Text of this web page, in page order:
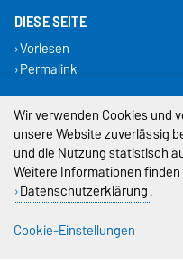
DIESE SEITE
Vorlesen
Permalink
Wir verwenden Cookies und
unsere Website zuverlässig
und die Nutzung statistisch
Weitere Informationen
Datenschutzerklärung.
Cookie-Einstellungen